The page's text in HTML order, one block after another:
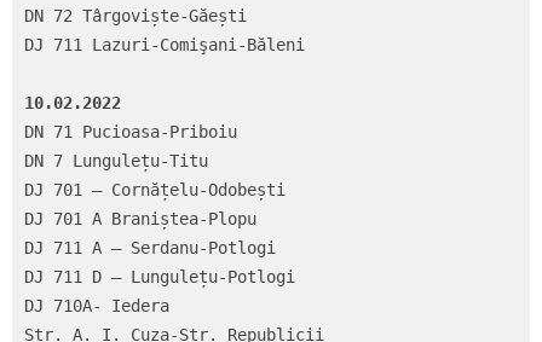
DN 72 Târgoviște-Găești
DJ 711 Lazuri-Comişani-Băleni
10.02.2022
DN 71 Pucioasa-Priboiu
DN 7 Lungulețu-Titu
DJ 701 – Cornățelu-Odobești
DJ 701 A Braniștea-Plopu
DJ 711 A – Serdanu-Potlogi
DJ 711 D – Lungulețu-Potlogi
DJ 710A- Iedera
Str. A. I. Cuza-Str. Republicii